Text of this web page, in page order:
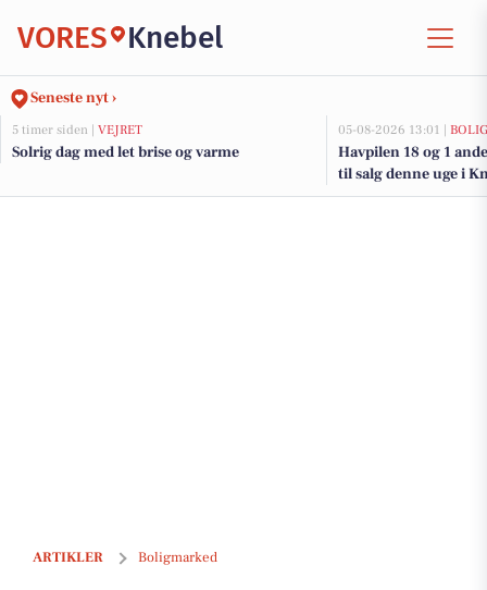
VORES Knebel
Seneste nyt ›
5 timer siden | VEJRET
Solrig dag med let brise og varme
05-08-2026 13:01 |
Havpilen 18 og 1
til salg denne uge i
her.
ARTIKLER Boligmarked
Havpilen 18 og 1 anden boliger er kommet til salg denne uge i